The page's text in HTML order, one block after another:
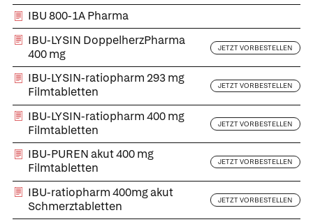
IBU 800-1A Pharma
IBU-LYSIN DoppelherzPharma
400 mg
JETZT VORBESTELLEN
IBU-LYSIN-ratiopharm 293 mg
Filmtabletten
JETZT VORBESTELLEN
IBU-LYSIN-ratiopharm 400 mg
Filmtabletten
JETZT VORBESTELLEN
IBU-PUREN akut 400 mg
Filmtabletten
JETZT VORBESTELLEN
IBU-ratiopharm 400mg akut
Schmerztabletten
JETZT VORBESTELLEN